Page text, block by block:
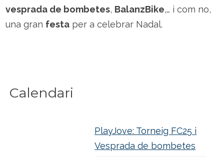
vesprada de bombetes, BalanzBike,… i com no,
una gran festa per a celebrar Nadal.
Calendari
PlayJove: Torneig FC25 i
Vesprada de bombetes